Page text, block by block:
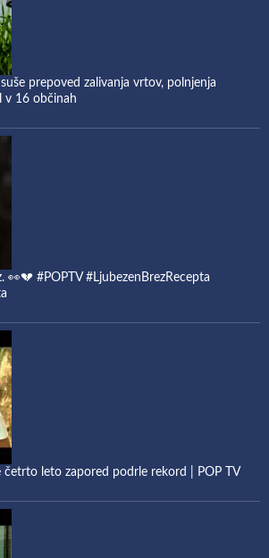
prepoved zalivanja vrtov, polnjenja
v 16 občinah
👀💔 #POPTV #LjubezenBrezRecepta
četrto leto zapored podrle rekord | POP TV